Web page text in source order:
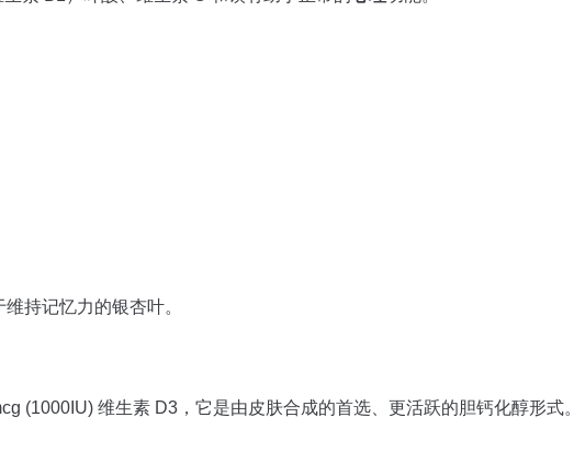
持记忆力的银杏叶。
(1000IU) 维生素 D3，它是由皮肤合成的首选、更活跃的胆钙化醇形式。